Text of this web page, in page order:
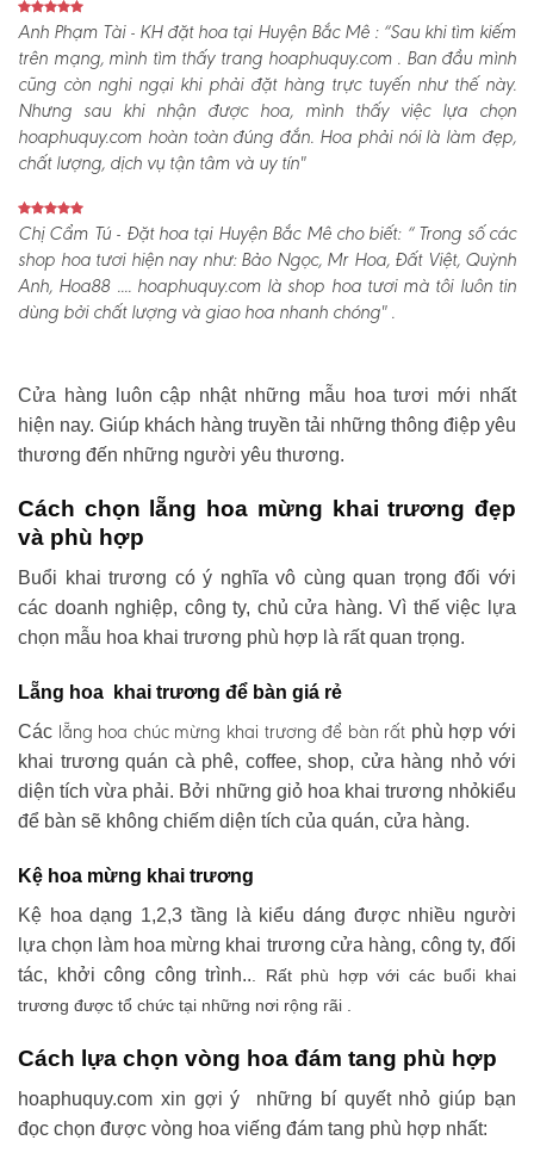
Anh Phạm Tài - KH đặt hoa tại Huyện Bắc Mê :“Sau khi tìm kiếm
trên mạng, mình tìm thấy trang hoaphuquy.com . Ban đầu mình
cũng còn nghi ngại khi phải đặt hàng trực tuyến như thế này.
Nhưng sau khi nhận được hoa, mình thấy việc lựa chọn
hoaphuquy.com hoàn toàn đúng đắn. Hoa phải nói là làm đẹp,
chất lượng, dịch vụ tận tâm và uy tín"
Chị Cẩm Tú - Đặt hoa tại Huyện Bắc Mê cho biết:“ Trong số các
shop hoa tươi hiện nay như: Bảo Ngọc, Mr Hoa, Đất Việt, Quỳnh
Anh, Hoa88 .... hoaphuquy.com là shop hoa tươi mà tôi luôn tin
dùng bởi chất lượng và giao hoa nhanh chóng" .
Cửa hàng luôn cập nhật những mẫu hoa tươi mới nhất
hiện nay. Giúp khách hàng truyền tải những thông điệp yêu
thương đến những người yêu thương.
Cách chọn lẵng hoa mừng khai trương đẹp
và phù hợp
Buổi khai trương có ý nghĩa vô cùng quan trọng đối với
các doanh nghiệp, công ty, chủ cửa hàng. Vì thế việc lựa
chọn mẫu hoa khai trương phù hợp là rất quan trọng.
Lẵng hoa khai trương để bàn giá rẻ
Các lẵng hoa chúc mừng khai trương để bàn rất phù hợp với
khai trương quán cà phê, coffee, shop, cửa hàng nhỏ với
diện tích vừa phải. Bởi những giỏ hoa khai trương nhỏkiểu
để bàn sẽ không chiếm diện tích của quán, cửa hàng.
Kệ hoa mừng khai trương
Kệ hoa dạng 1,2,3 tầng là kiểu dáng được nhiều người
lựa chọn làm hoa mừng khai trương cửa hàng, công ty, đối
tác, khởi công công trình.. . Rất phù hợp với các buổi khai
trương được tổ chức tại những nơi rộng rãi .
Cách lựa chọn vòng hoa đám tang phù hợp
hoaphuquy.com xin gợi ý những bí quyết nhỏ giúp bạn
đọc chọn được vòng hoa viếng đám tang phù hợp nhất: